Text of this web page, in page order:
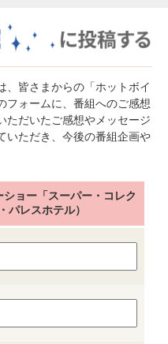
、皆さまからの「ホットボイ
フォームに、番組へのご感想
ただいたご感想やメッセージ
いただき、今後の番組企画や
ョー「スーパー・コレク
パレスホテル）